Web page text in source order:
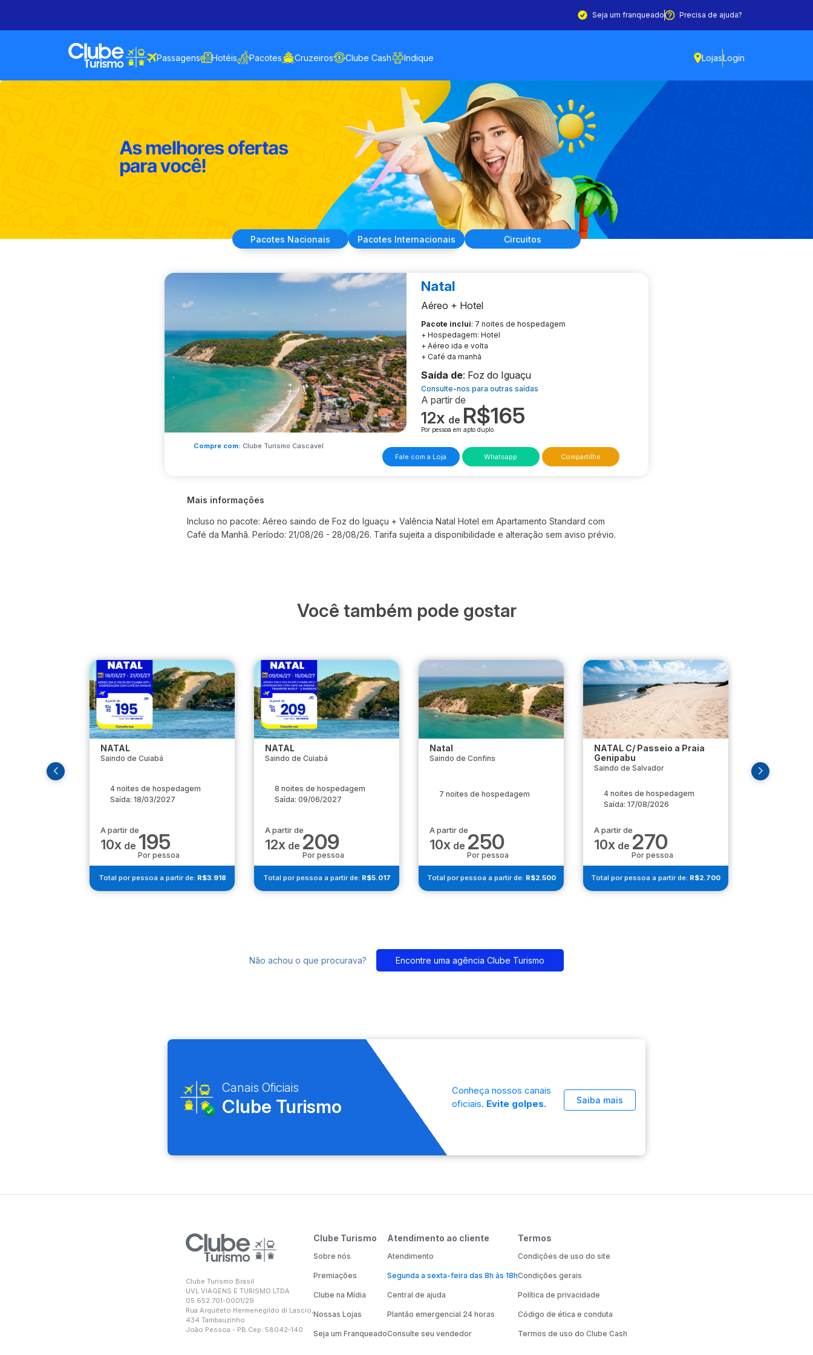
Seja um franqueado Precisa de ajuda?
Passagens Hotéis Pacotes Cruzeiros Clube Cash Indique LojasLogin
Pacotes Nacionais Pacotes Internacionais Circuitos
Natal
Aéreo + Hotel
Pacote inclui: 7 noites de hospedagem
+ Hospedagem: Hotel
+ Aéreo ida e volta
+ Café da manhã
Saída de: Foz do Iguaçu
Consulte-nos para outras saídas
A partir de
12x de R$165
Por pessoa em apto duplo
Compre com: Clube Turismo Cascavel
Fale com a Loja
Whatsapp Compartilhe
Mais informações
Incluso no pacote: Aéreo saindo de Foz do Iguaçu + Valência Natal Hotel em Apartamento Standard com
Café da Manhã. Período: 21/08/26 - 28/08/26. Tarifa sujeita a disponibilidade e alteração sem aviso prévio.
Você também pode gostar
NATAL
Saindo de Cuiabá
4 noites de hospedagem
Saída: 18/03/2027
A partir de
10x de 195
Por pessoa
Total por pessoa a partir de: R$3.918
NATAL
Saindo de Cuiabá
8 noites de hospedagem
Saída: 09/06/2027
A partir de
12x de 209
Por pessoa
Total por pessoa a partir de: R$5.017
Natal
Saindo de Confins
7 noites de hospedagem
A partir de
10x de 250
Por pessoa
Total por pessoa a partir de: R$2.500
NATAL C/ Passeio a Praia
Genipabu
Saindo de Salvador
4 noites de hospedagem
Saída: 17/08/2026
A partir de
10x de 270
Por pessoa
Total por pessoa a partir de: R$2.700
Não achou o que procurava? Encontre uma agência Clube Turismo
Canais Oficiais
Clube Turismo
Conheça nossos canais
oficiais. Evite golpes. Saiba mais
Clube Turismo Brasil
UVL VIAGENS E TURISMO LTDA
05.652.701-0001/29
Rua Arquiteto Hermenegildo di Lascio,
434 Tambauzinho
João Pessoa - PB Cep: 58042-140
Clube Turismo
Sobre nós
Premiações
Clube na Mídia
Nossas Lojas
Seja um Franqueado
Atendimento ao cliente
Atendimento
Segunda a sexta-feira das 8h às 18h
Central de ajuda
Plantão emergencial 24 horas
Consulte seu vendedor
Termos
Condições de uso do site
Condições gerais
Política de privacidade
Código de ética e conduta
Termos de uso do Clube Cash